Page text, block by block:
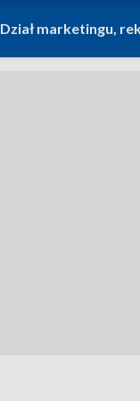
Dział marketingu,